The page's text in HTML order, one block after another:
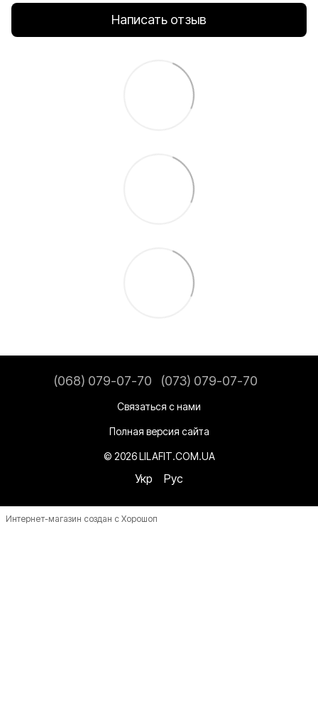
Написать отзыв
(068) 079-07-70 (073) 079-07-70
Связаться с нами
Полная версия сайта
© 2026 LILAFIT.COM.UA
Укр Рус
Интернет-магазин создан с Хорошоп